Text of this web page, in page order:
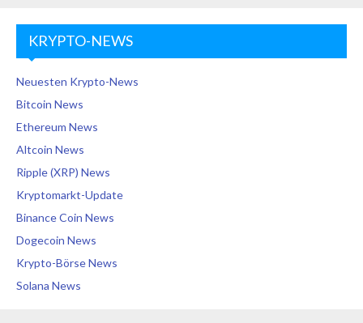
KRYPTO-NEWS
Neuesten Krypto-News
Bitcoin News
Ethereum News
Altcoin News
Ripple (XRP) News
Kryptomarkt-Update
Binance Coin News
Dogecoin News
Krypto-Börse News
Solana News